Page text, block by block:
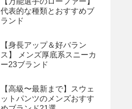
代表的な種類とおすすめブ
ランド
【身長アップ＆好バラン
ス】 メンズ厚底系スニーカ
ー23ブランド
【高級〜最新まで】スウェ
ットパンツのメンズおすす